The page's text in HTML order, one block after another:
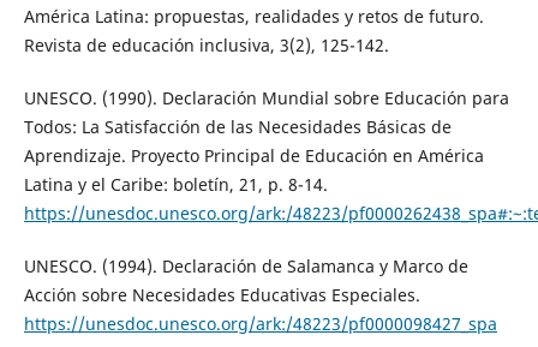
América Latina: propuestas, realidades y retos de futuro.
Revista de educación inclusiva, 3(2), 125-142.
UNESCO. (1990). Declaración Mundial sobre Educación para
Todos: La Satisfacción de las Necesidades Básicas de
Aprendizaje. Proyecto Principal de Educación en América
Latina y el Caribe: boletín, 21, p. 8-14.
https://unesdoc.unesco.org/ark:/48223/
UNESCO. (1994). Declaración de Salamanca y Marco de
Acción sobre Necesidades Educativas Especiales.
https://unesdoc.unesco.org/ark:/48223/pf0000098427_spa